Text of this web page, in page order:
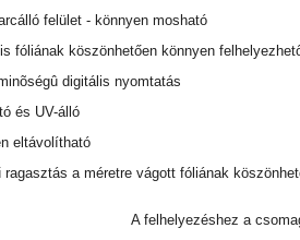
felület - könnyen mosható
fóliának köszönhetően könnyen
digitális nyomtatás
és UV-álló
eltávolítható
ragasztás a méretre vágott fóliának
A felhelyezéshez a